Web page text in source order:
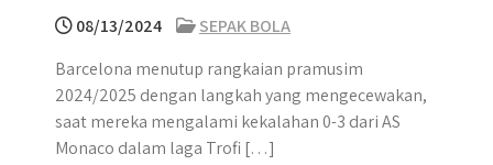
08/13/2024
SEPAK BOLA
Barcelona menutup rangkaian pramusim
2024/2025 dengan langkah yang mengecewakan,
saat mereka mengalami kekalahan 0-3 dari AS
Monaco dalam laga Trofi […]